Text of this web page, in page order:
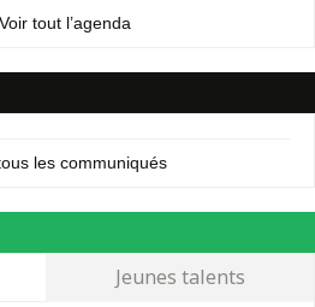
tout l’agenda
les communiqués
Jeunes talents